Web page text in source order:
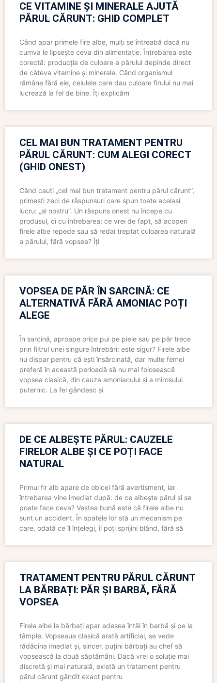
CE VITAMINE ȘI MINERALE AJUTĂ
PĂRUL CĂRUNT: GHID COMPLET
Când apar primele fire albe, mulți se întreabă dacă nu
cumva le lipsește ceva din alimentație. Întrebarea este
corectă: producția de culoare a părului depinde direct
de câteva vitamine și minerale. Când organismul
rămâne fără ele, celulele care dau culoare firului nu mai
lucrează la fel de bine. Îți explicăm
CEL MAI BUN TRATAMENT PENTRU
PĂRUL CĂRUNT: CUM ALEGI CORECT
(GHID ONEST)
Când cauți „cel mai bun tratament pentru părul cărunt”,
primești zeci de răspunsuri care spun toate același
lucru: „al nostru”. Un răspuns onest nu începe cu
produsul, ci cu întrebarea: ce vrei de fapt, să acoperi
firele albe repede sau să redai treptat culoarea naturală
a părului, fără vopsea? Îți
VOPSEA DE PĂR ÎN SARCINĂ: CE
ALTERNATIVĂ FĂRĂ AMONIAC POȚI
ALEGE
În sarcină, aproape orice pui pe piele sau pe păr trece
prin filtrul unei singure întrebări: este sigur? Firele albe
nu dispar pentru că ești însărcinată, dar multe femei
preferă în această perioadă să nu mai folosească
vopsea clasică, din cauza amoniacului și a mirosului
puternic. La fel gândesc și
DE CE ALBEȘTE PĂRUL: CAUZELE
FIRELOR ALBE ȘI CE POȚI FACE
NATURAL
Primul fir alb apare de obicei fără avertisment, iar
întrebarea vine imediat după: de ce albește părul și se
poate face ceva? Vestea bună este că firele albe nu
sunt un accident. În spatele lor stă un mecanism pe
care, odată ce îl înțelegi, îl poți sprijini blând, fără să
TRATAMENT PENTRU PĂRUL CĂRUNT
LA BĂRBAȚI: PĂR ȘI BARBĂ, FĂRĂ
VOPSEA
Firele albe la bărbați apar adesea întâi în barbă și pe la
tâmple. Vopseaua clasică arată artificial, se vede
rădăcina imediat și, sincer, puțini bărbați au chef să
vopsească la două săptămâni. Dacă vrei o soluție mai
discretă și mai naturală, există un tratament pentru
părul cărunt gândit exact pentru